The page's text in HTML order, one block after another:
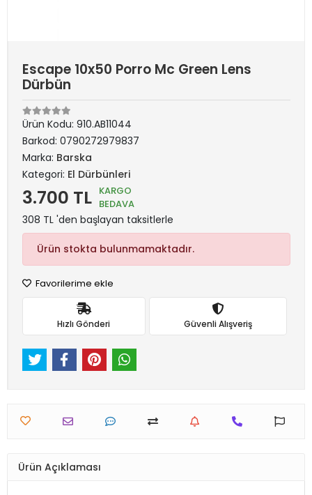
Escape 10x50 Porro Mc Green Lens
Dürbün
Ürün Kodu: 910.AB11044
Barkod: 0790272979837
Marka: Barska
Kategori: El Dürbünleri
3.700 TL KARGO
BEDAVA
308 TL 'den başlayan taksitlerle
Ürün stokta bulunmamaktadır.
Favorilerime ekle
Hızlı Gönderi Güvenli Alışveriş
Ürün Açıklaması